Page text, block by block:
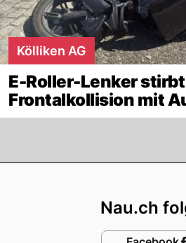
Kölliken AG
E-Roller-Lenker
Frontalkollision mit
Nau.ch